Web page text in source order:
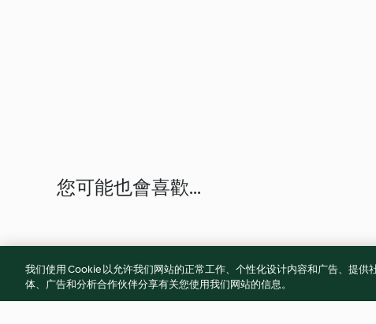
您可能也會喜歡...
我们使用 Cookie 以允许我们网站的正常工作、个性化设计内容和广告、提供
体、广告和分析合作伙伴分享有关您使用我们网站的信息。